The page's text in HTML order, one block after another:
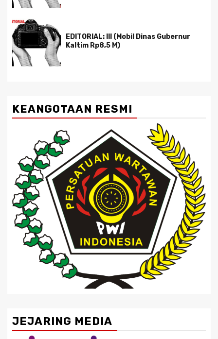
EDITORIAL: III (Mobil Dinas Gubernur
Kaltim Rp8,5 M)
KEANGOTAAN RESMI
JEJARING MEDIA